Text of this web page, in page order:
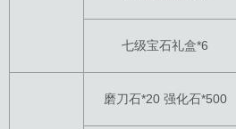
七级宝石礼盒*6
磨刀石*20 强化石*500